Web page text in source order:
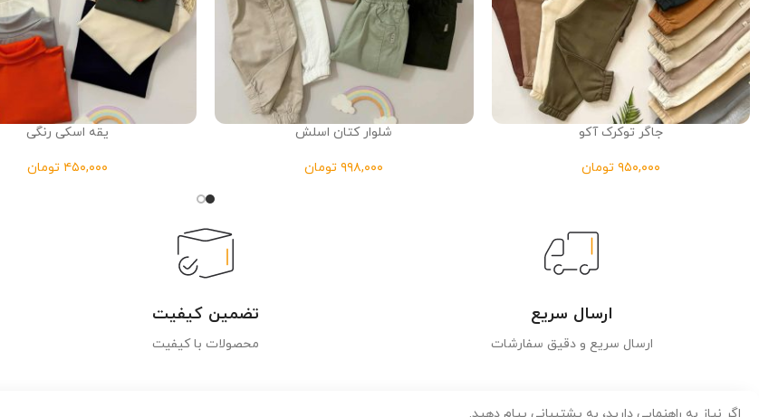
جاگر توکرک آکو
تومان
شلوار کتان اسلش
تومان
یقه اسکی رنگی
تومان
ارسال سریع
ارسال سریع و دقیق سفارشات
تضمین کیفیت
محصولات با کیفیت